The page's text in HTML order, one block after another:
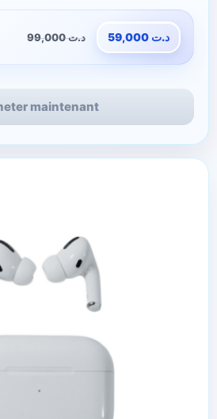
د.ت99,000 د.ت
maintenant